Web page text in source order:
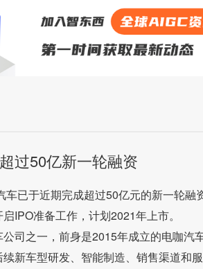
过50亿新一轮融资
车已于近期完成超过50亿元的新一轮
IPO准备工作，计划2021年上市。
司之一，前身是2015年成立的电咖
新车型研发、智能制造、销售渠道和